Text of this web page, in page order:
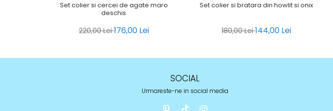
Set colier si cercei de agate maro
deschis
220,00 Lei176,00 Lei
Set colier si bratara din howlit si onix
180,00 Lei144,00 Lei
SOCIAL
Urmareste-ne in social media